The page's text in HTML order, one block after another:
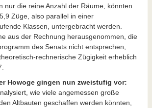
nur die reine Anzahl der Räume, könnten
Züge, also parallel in einer
Klassen, untergebracht werden.
aus der Rechnung herausgenommen, die
des Senats nicht entsprechen,
rechnerische Zügigkeit erheblich
Howoge gingen nun zweistufig vor:
wie viele angemessen große
Altbauten geschaffen werden könnten,